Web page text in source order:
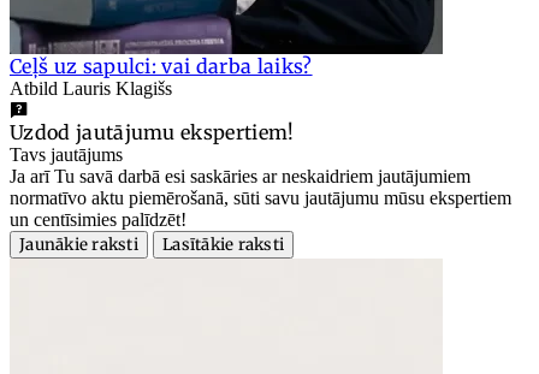
Ceļš uz sapulci: vai darba laiks?
Atbild Lauris Klagišs
Uzdod jautājumu ekspertiem!
Tavs jautājums
Ja arī Tu savā darbā esi saskāries ar neskaidriem jautājumiem
normatīvo aktu piemērošanā, sūti savu jautājumu mūsu ekspertiem
un centīsimies palīdzēt!
Jaunākie raksti
Lasītākie raksti